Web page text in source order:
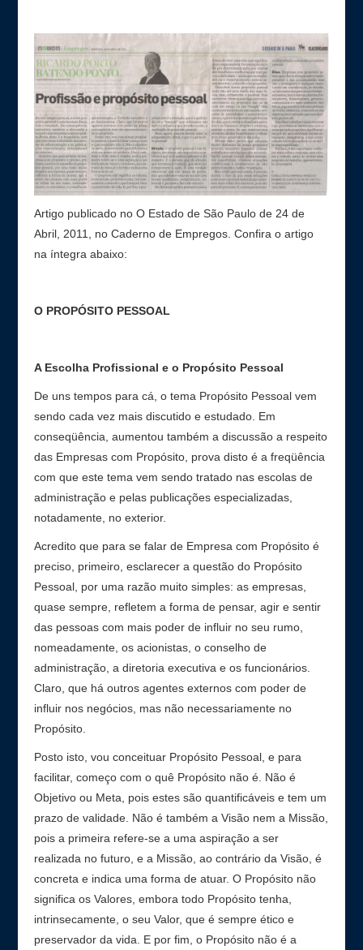
Artigo publicado no O Estado de São Paulo de 24 de
Abril, 2011, no Caderno de Empregos. Confira o artigo
na íntegra abaixo:
O PROPÓSITO PESSOAL
A Escolha Profissional e o Propósito Pessoal
De uns tempos para cá, o tema Propósito Pessoal vem
sendo cada vez mais discutido e estudado. Em
conseqüência, aumentou também a discussão a respeito
das Empresas com Propósito, prova disto é a freqüência
com que este tema vem sendo tratado nas escolas de
administração e pelas publicações especializadas,
notadamente, no exterior.
Acredito que para se falar de Empresa com Propósito é
preciso, primeiro, esclarecer a questão do Propósito
Pessoal, por uma razão muito simples: as empresas,
quase sempre, refletem a forma de pensar, agir e sentir
das pessoas com mais poder de influir no seu rumo,
nomeadamente, os acionistas, o conselho de
administração, a diretoria executiva e os funcionários.
Claro, que há outros agentes externos com poder de
influir nos negócios, mas não necessariamente no
Propósito.
Posto isto, vou conceituar Propósito Pessoal, e para
facilitar, começo com o quê Propósito não é. Não é
Objetivo ou Meta, pois estes são quantificáveis e tem um
prazo de validade. Não é também a Visão nem a Missão,
pois a primeira refere-se a uma aspiração a ser
realizada no futuro, e a Missão, ao contrário da Visão, é
concreta e indica uma forma de atuar. O Propósito não
significa os Valores, embora todo Propósito tenha,
intrinsecamente, o seu Valor, que é sempre ético e
preservador da vida. E por fim, o Propósito não é a